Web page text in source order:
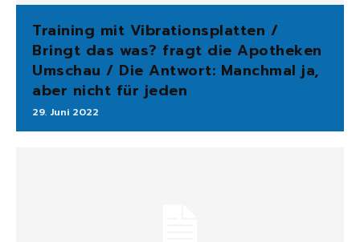
Training mit Vibrationsplatten /
Bringt das was? fragt die Apotheken
Umschau / Die Antwort: Manchmal ja,
aber nicht für jeden
29. Juni 2022